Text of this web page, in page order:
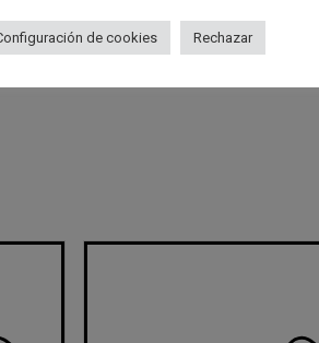
vez que comente.
de cookies Rechazar